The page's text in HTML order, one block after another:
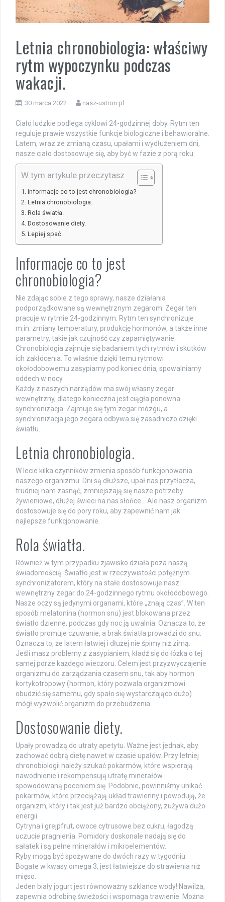
Letnia chronobiologia: właściwy
rytm wypoczynku podczas
wakacji.
30 marca 2022 nasz-ustron.pl
Ciało ludzkie podlega cyklowi 24-godzinnej doby. Rytm ten
reguluje prawie wszystkie funkcje biologiczne i behawioralne.
Latem, wraz ze zmianą czasu, upałami i wydłużeniem dni,
nasze ciało dostosowuje się, aby być w fazie z porą roku.
W tym artykule przeczytasz
Informacje co to jest chronobiologia?
Letnia chronobiologia.
Rola światła.
Dostosowanie diety.
Lepiej spać.
Informacje co to jest
chronobiologia?
Nie zdając sobie z tego sprawy, nasze działania
podporządkowane są wewnętrznym zegarom. Zegar ten
pracuje w rytmie 24-godzinnym. Rytm ten synchronizuje
m.in. zmiany temperatury, produkcję hormonów, a także inne
parametry, takie jak czujność czy zapamiętywanie.
Chronobiologia zajmuje się badaniem tych rytmów i skutków
ich zakłócenia. To właśnie dzięki temu rytmowi
okołodobowemu zasypiamy pod koniec dnia, spowalniamy
oddech w nocy.
Każdy z naszych narządów ma swój własny zegar
wewnętrzny, dlatego konieczna jest ciągła ponowna
synchronizacja. Zajmuje się tym zegar mózgu, a
synchronizacja jego zegara odbywa się zasadniczo dzięki
światłu.
Letnia chronobiologia.
W lecie kilka czynników zmienia sposób funkcjonowania
naszego organizmu. Dni są dłuższe, upał nas przytłacza,
trudniej nam zasnąć, zmniejszają się nasze potrzeby
żywieniowe, dłużej świeci na nas słońce… Ale nasz organizm
dostosowuje się do pory roku, aby zapewnić nam jak
najlepsze funkcjonowanie.
Rola światła.
Również w tym przypadku zjawisko działa poza naszą
świadomością. Światło jest w rzeczywistości potężnym
synchronizatorem, który na stałe dostosowuje nasz
wewnętrzny zegar do 24-godzinnego rytmu okołodobowego.
Nasze oczy są jedynymi organami, które „znają czas”. W ten
sposób melatonina (hormon snu) jest blokowana przez
światło dzienne, podczas gdy noc ją uwalnia. Oznacza to, że
światło promuje czuwanie, a brak światła prowadzi do snu.
Oznacza to, że latem łatwiej i dłużej nie śpimy niż zimą.
Jeśli masz problemy z zasypianiem, kładź się do łóżka o tej
samej porze każdego wieczoru. Celem jest przyzwyczajenie
organizmu do zarządzania czasem snu, tak aby hormon
kortykotropowy (hormon, który pozwala organizmowi
obudzić się samemu, gdy spało się wystarczająco dużo)
mógł wyzwolić organizm do przebudzenia.
Dostosowanie diety.
Upały prowadzą do utraty apetytu. Ważne jest jednak, aby
zachować dobrą dietę nawet w czasie upałów. Przy letniej
chronobiologii należy szukać pokarmów, które wspierają
nawodnienie i rekompensują utratę minerałów
spowodowaną poceniem się. Podobnie, powinniśmy unikać
pokarmów, które przeciążają układ trawienny i powodują, że
organizm, który i tak jest już bardzo obciążony, zużywa dużo
energii.
Cytryna i grejpfrut, owoce cytrusowe bez cukru, łagodzą
uczucie pragnienia. Pomidory doskonale nadają się do
sałatek i są pełne minerałów i mikroelementów.
Ryby mogą być spożywane do dwóch razy w tygodniu.
Bogate w kwasy omega 3, jest łatwiejsze do strawienia niż
mięso.
Jeden biały jogurt jest równoważny szklance wody! Nawilża,
zapewnia odrobinę świeżości i wspomaga trawienie. Można